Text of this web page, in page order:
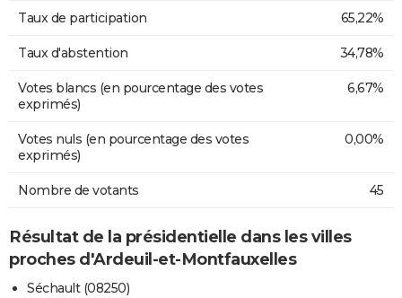
Taux de participation 65,22%
Taux d'abstention 34,78%
Votes blancs (en pourcentage des votes
exprimés)
6,67%
Votes nuls (en pourcentage des votes
exprimés)
0,00%
Nombre de votants 45
Résultat de la présidentielle dans les villes
proches d'Ardeuil-et-Montfauxelles
Séchault (08250)